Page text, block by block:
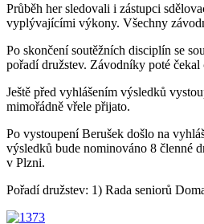
Průběh her sledovali i zástupci
vyplývajícími výkony. Všechny
Po skončení soutěžních disciplín se
pořadí družstev. Závodníky poté čekal
Ještě před vyhlášením výsledků
mimořádně vřele přijato.
Po vystoupení Berušek došlo na
výsledků bude nominováno 8 členné
v Plzni.
Pořadí družstev: 1) Rada seniorů